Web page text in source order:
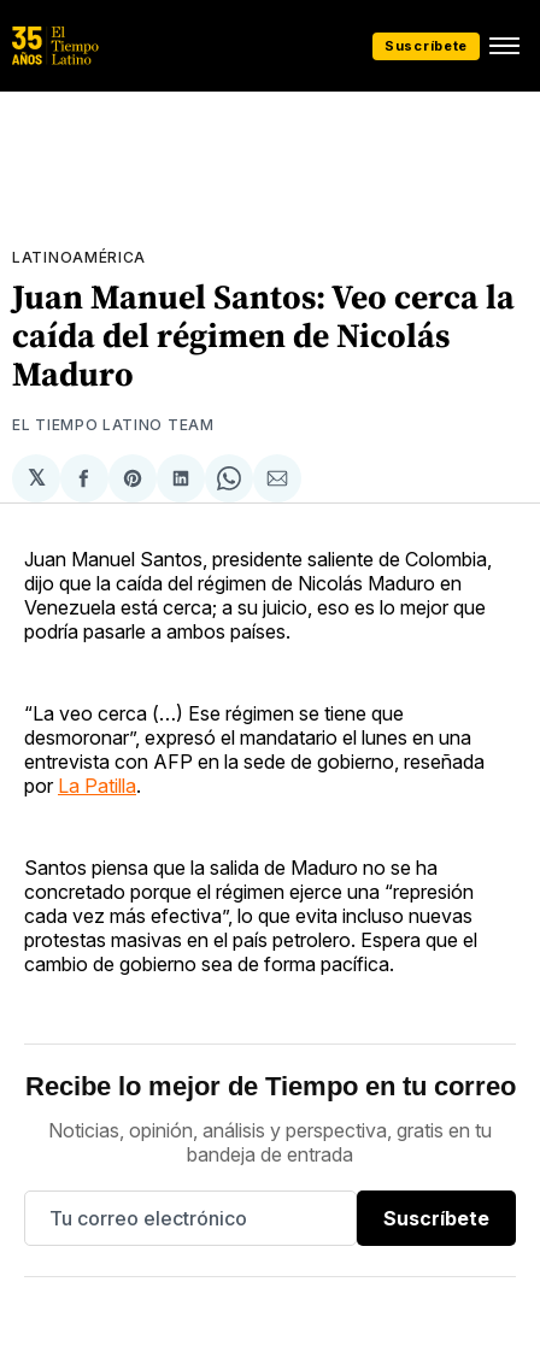
Suscríbete
LATINOAMÉRICA
Juan Manuel Santos: Veo cerca la
caída del régimen de Nicolás
Maduro
EL TIEMPO LATINO TEAM
𝕏
Compartir
en
Share
on
Compartir
en
Share
on
Compartir
via
Juan Manuel Santos, presidente saliente de Colombia,
dijo que la caída del régimen de Nicolás Maduro en
Venezuela está cerca; a su juicio, eso es lo mejor que
podría pasarle a ambos países.
“La veo cerca (…) Ese régimen se tiene que
desmoronar”, expresó el mandatario el lunes en una
entrevista con AFP en la sede de gobierno, reseñada
por La Patilla.
Santos piensa que la salida de Maduro no se ha
concretado porque el régimen ejerce una “represión
cada vez más efectiva”, lo que evita incluso nuevas
protestas masivas en el país petrolero. Espera que el
cambio de gobierno sea de forma pacífica.
Recibe lo mejor de Tiempo en tu correo
Noticias, opinión, análisis y perspectiva, gratis en tu
bandeja de entrada
Suscríbete